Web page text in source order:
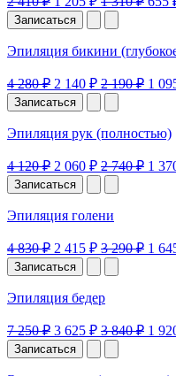
Записаться
Эпиляция бикини
4 280 ₽ 2 140 ₽ 2 190 ₽ 1
Записаться
Эпиляция рук (полностью)
4 120 ₽ 2 060 ₽ 2 740 ₽ 1
Записаться
Эпиляция голени
4 830 ₽ 2 415 ₽ 3 290 ₽ 1
Записаться
Эпиляция бедер
7 250 ₽ 3 625 ₽ 3 840 ₽ 1
Записаться